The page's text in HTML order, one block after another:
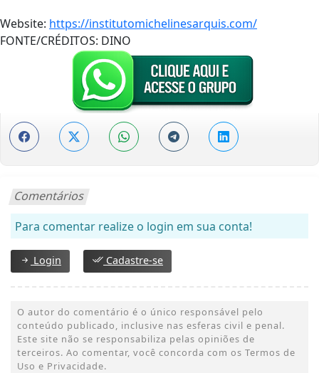
Website: https://institutomichelinesarquis.com/
FONTE/CRÉDITOS: DINO
Comentários
Para comentar realize o login em sua conta!
Login Cadastre-se
O autor do comentário é o único responsável pelo
conteúdo publicado, inclusive nas esferas civil e penal.
Este site não se responsabiliza pelas opiniões de
terceiros. Ao comentar, você concorda com os Termos de
Uso e Privacidade.